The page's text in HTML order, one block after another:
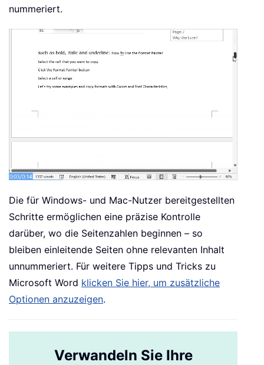
nummeriert.
Die für Windows- und Mac-Nutzer bereitgestellten
Schritte ermöglichen eine präzise Kontrolle
darüber, wo die Seitenzahlen beginnen – so
bleiben einleitende Seiten ohne relevanten Inhalt
unnummeriert. Für weitere Tipps und Tricks zu
Microsoft Word klicken Sie hier, um zusätzliche
Optionen anzuzeigen.
Verwandeln Sie Ihre